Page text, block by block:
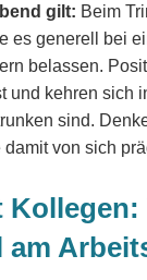
gilt: Beim
es generell bei
belassen.
und kehren sich
sind.
von sich
am